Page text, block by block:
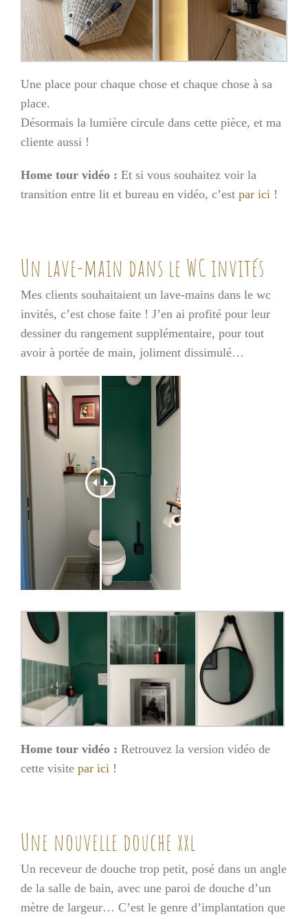
Une place pour chaque chose et chaque chose à sa
place.
Désormais la lumière circule dans cette pièce, et ma
cliente aussi !
Home tour vidéo : Et si vous souhaitez voir la
transition entre lit et bureau en vidéo, c’est par ici !
Un lave-main dans le WC invités
Mes clients souhaitaient un lave-mains dans le wc
invités, c’est chose faite ! J’en ai profité pour leur
dessiner du rangement supplémentaire, pour tout
avoir à portée de main, joliment dissimulé…
Home tour vidéo : Retrouvez la version vidéo de
cette visite par ici !
Une nouvelle douche xxl
Un receveur de douche trop petit, posé dans un angle
de la salle de bain, avec une paroi de douche d’un
mètre de largeur… C’est le genre d’implantation que